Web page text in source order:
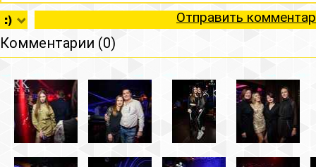
Отправить
Комментарии (0)